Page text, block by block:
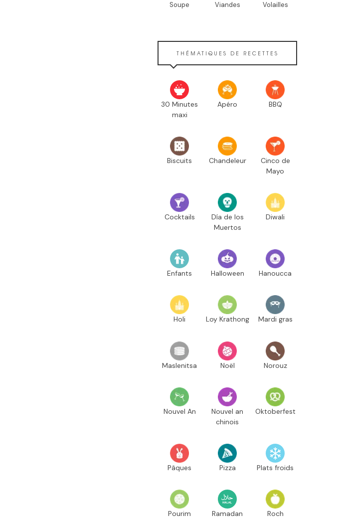
Soupe Viandes Volailles
THÉMATIQUES DE RECETTES
30 Minutes
maxi
Apéro BBQ
Biscuits Chandeleur
Cinco de
Mayo
Cocktails
Día de los
Muertos
Diwali
Enfants Halloween Hanoucca
Holi Loy Krathong Mardi gras
Maslenitsa Noël Norouz
Nouvel An
Nouvel an
chinois
Oktoberfest
Pâques Pizza Plats froids
Pourim Ramadan Roch